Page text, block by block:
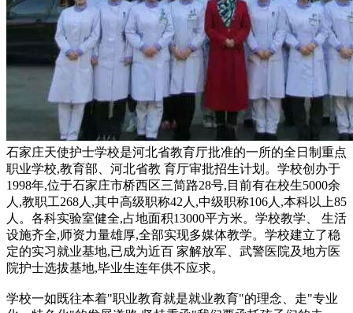
石家庄天使护士学校是河北省教育厅批准的一所的全日制重点
职业学校,教育部、河北省教 育厅审批招生计划。学校创办于
1998年,位于石家庄市桥西区三简路28号,目前有在校生5000余
人,教职工268人,其中高级职称42人,中级职称106人,本科以上85
人。各科实验室健全,占地面积13000平方米。学校教学、 生活
设施齐全,师资力量雄厚,全部实现多媒体教学。学校建立了稳
定的实习就业基地,已成为近百 家解放军、武警医院及地方医
院护士选拔基地,毕业生连年供不应求。
学校一如既往本着"职业教育就是就业教育"的理念、走"专业